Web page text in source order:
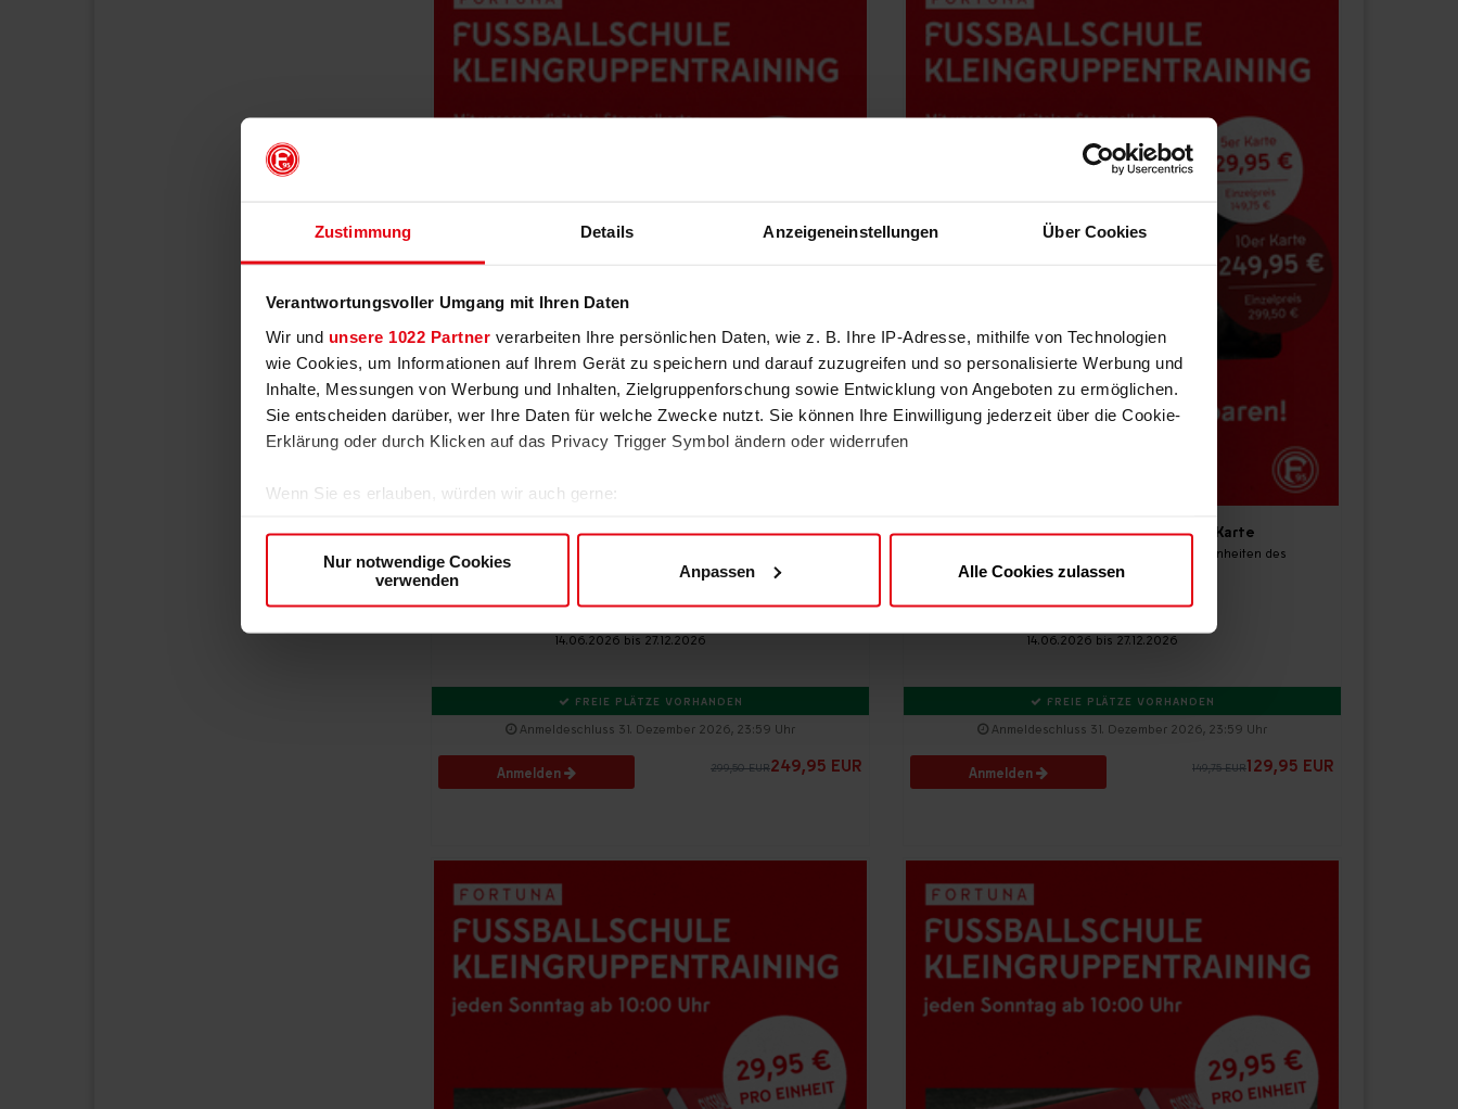
Zustimmung Details Anzeigeneinstellungen Über Cookies
Verantwortungsvoller Umgang mit Ihren Daten
Wir und unsere 1022 Partner verarbeiten Ihre persönlichen Daten, wie z. B. Ihre IP-Adresse, mithilfe von Technologien
wie Cookies, um Informationen auf Ihrem Gerät zu speichern und darauf zuzugreifen und so personalisierte Werbung und
Inhalte, Messungen von Werbung und Inhalten, Zielgruppenforschung sowie Entwicklung von Angeboten zu ermöglichen.
Sie entscheiden darüber, wer Ihre Daten für welche Zwecke nutzt. Sie können Ihre Einwilligung jederzeit über die Cookie-
Erklärung oder durch Klicken auf das Privacy Trigger Symbol ändern oder widerrufen
Wenn Sie es erlauben, würden wir auch gerne:
Erfahren Sie mehr darüber, wie Ihre persönlichen Daten verarbeitet werden, und legen Sie Ihre Präferenzen imAbschnitt
Einzelheitenfest.
und die Zugriffe auf unsere Website zu analysieren. Sie geben Einwilligung zu unseren Cookies, wenn Sie unsere
Webseite weiterhin nutzen. Ihre Einstellungen können Sie jederzeit ändern.
Nur notwendige Cookies
verwenden
Anpassen Alle Cookies zulassen
Kleingruppentraining: 10er Karte
Schwerpunkttrainings
14.06.2026 bis 27.12.2026
FREIE PLÄTZE VORHANDEN
Anmeldeschluss 31. Dezember 2026, 23:59 Uhr
Anmelden 299,50 EUR249,95 EUR
Kleingruppentraining: 5er Karte
Teilnahme an 5 frei wählbaren Einheiten des
Schwerpunkttrainings
14.06.2026 bis 27.12.2026
FREIE PLÄTZE VORHANDEN
Anmeldeschluss 31. Dezember 2026, 23:59 Uhr
Anmelden 149,75 EUR129,95 EUR